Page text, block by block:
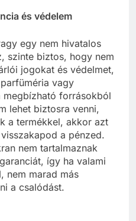
és védelem
egy nem hivatalos
szinte biztos, hogy nem
jogokat és védelmet,
vagy
forrásokból
lehet biztosra venni,
a termékkel, akkor azt
a pénzed.
nem tartalmaznak
így ha valami
nem marad más
a csalódást.